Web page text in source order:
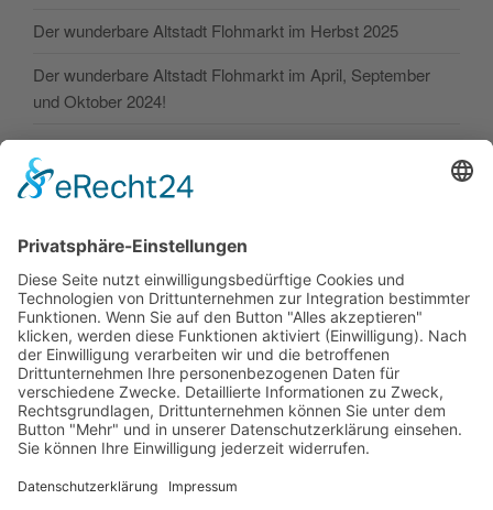
Der wunderbare Altstadt Flohmarkt im Herbst 2025
Der wunderbare Altstadt Flohmarkt im April, September
und Oktober 2024!
Der wunderbare Altstadt Flohmarkt im April und Oktober
2024!
SONSTIGE
Kontakt
Facebook
Impressum
Datenschutz
Cookie-Einstellungen